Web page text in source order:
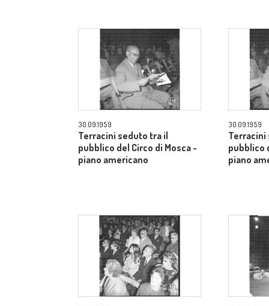
30.09.1959
Terracini seduto tra il
pubblico del Circo di Mosca -
piano americano
30.09.1959
Terracini
pubblico
piano